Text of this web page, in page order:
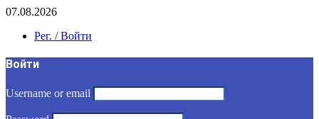
07.08.2026
Рег. / Войти
Войти
Username or email